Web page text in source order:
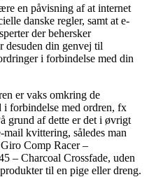
en påvisning af at internet
danske regler, samt at e-
der behersker
desuden din genvej til
i forbindelse med din
er vaks omkring de
forbindelse med ordren, fx
grund af dette er det i øvrigt
kvittering, således man
Comp Racer –
– Charcoal Crossfade, uden
til en pige eller dreng.